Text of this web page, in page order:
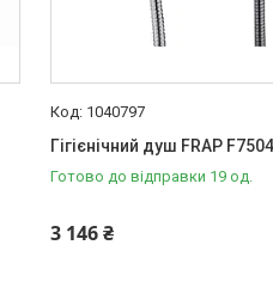
1040797
Гігієнічний душ FRAP
Готово до відправки 19 од.
3 146 ₴